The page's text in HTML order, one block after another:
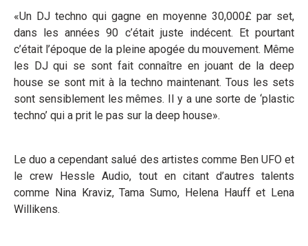
«Un DJ techno qui gagne en moyenne 30,000£ par set,
dans les années 90 c’était juste indécent. Et pourtant
c’était l’époque de la pleine apogée du mouvement. Même
les DJ qui se sont fait connaître en jouant de la deep
house se sont mit à la techno maintenant. Tous les sets
sont sensiblement les mêmes. Il y a une sorte de ‘plastic
techno’ qui a prit le pas sur la deep house».
Le duo a cependant salué des artistes comme Ben UFO et
le crew Hessle Audio, tout en citant d’autres talents
comme Nina Kraviz, Tama Sumo, Helena Hauff et Lena
Willikens.